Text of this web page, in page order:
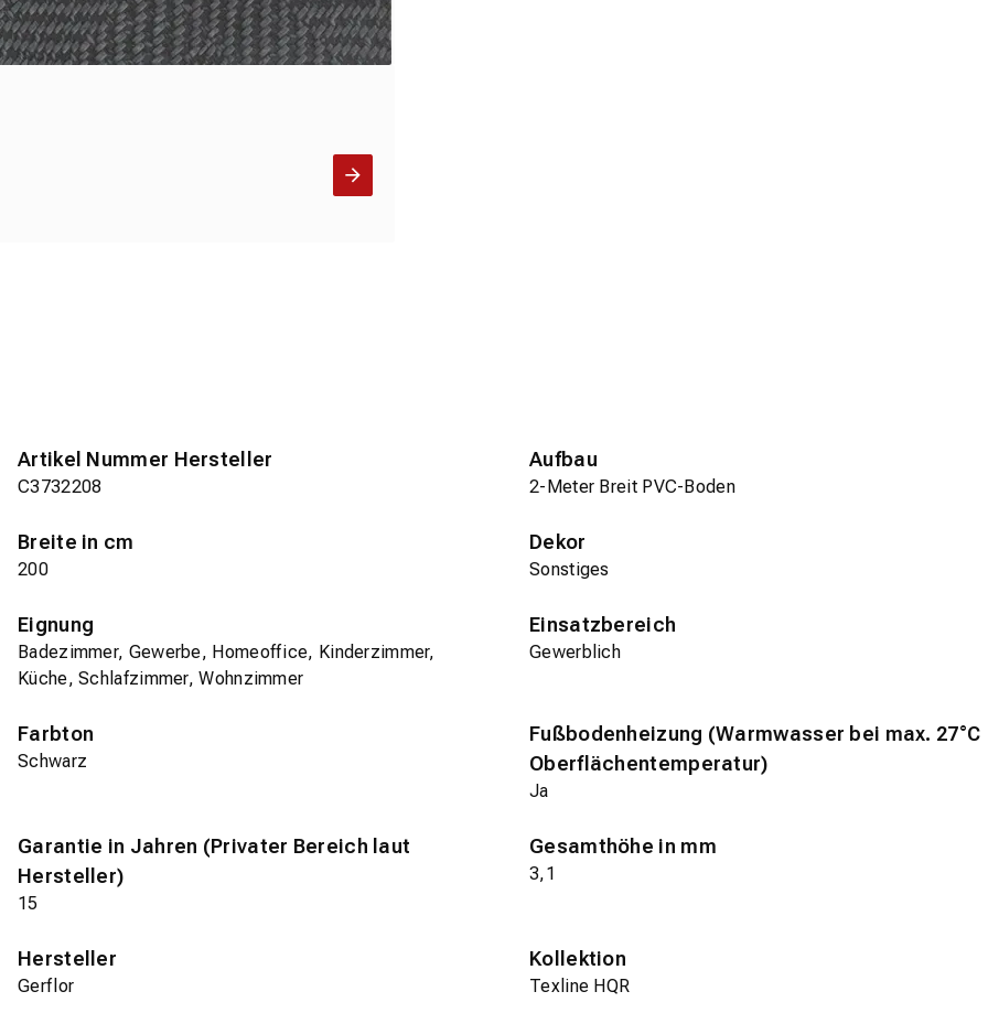
Artikel Nummer Hersteller
C3732208
Aufbau
2-Meter Breit PVC-Boden
Breite in cm
200
Dekor
Sonstiges
Eignung
Badezimmer, Gewerbe, Homeoffice, Kinderzimmer,
Küche, Schlafzimmer, Wohnzimmer
Einsatzbereich
Gewerblich
Farbton
Schwarz
Fußbodenheizung (Warmwasser bei max. 27°C
Oberflächentemperatur)
Ja
Garantie in Jahren (Privater Bereich laut
Hersteller)
15
Gesamthöhe in mm
3,1
Hersteller
Gerflor
Kollektion
Texline HQR